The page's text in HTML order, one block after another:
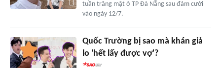
tuần trăng mật ở TP Đà Nẵng sau đám cưới
vào ngày 12/7.
Quốc Trường bị sao mà khán giả
lo 'hết lấy được vợ'?